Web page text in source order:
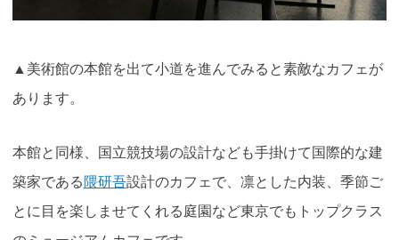
▲美術館の本館を出て小道を進んでみると素敵なカフェが
あります。
本館と同様、国立競技場の設計なども手掛けて国際的な建
築家である隈研吾設計のカフェで、凛とした内装、季節ご
とに目を楽しませてくれる庭園など東京でもトップクラス